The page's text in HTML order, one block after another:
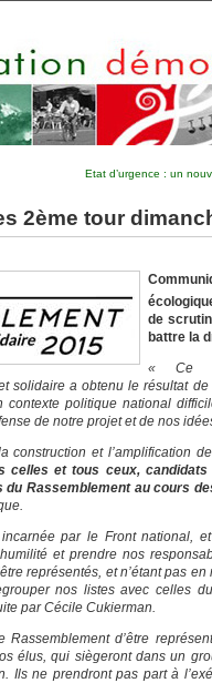
Etat d’urgence : un
2ème tour
de
battre la
« Ce
solidaire a obtenu le résultat
politique national
de notre projet et de nos
construction et l’amplification
celles et tous ceux,
Rassemblement au cours
par le Front national,
et prendre nos
représentés, et n’étant pas
nos listes avec celles
par Cécile Cukierman.
Rassemblement d’être
élus, qui siègeront dans un
Ils ne prendront pas part à